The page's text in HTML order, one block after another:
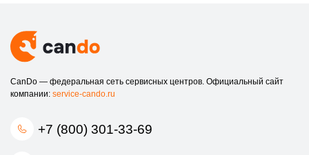
CanDo — федеральная сеть сервисных центров. Официальный сайт
компании: service-cando.ru
+7 (800) 301-33-69